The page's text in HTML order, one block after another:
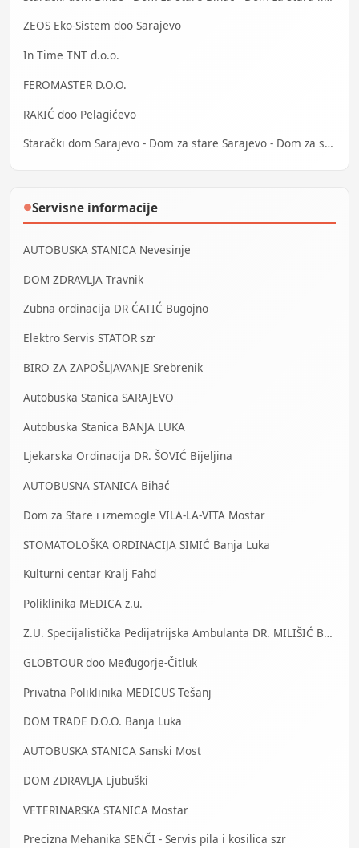
ZEOS Eko-Sistem doo Sarajevo
In Time TNT d.o.o.
FEROMASTER D.O.O.
RAKIĆ doo Pelagićevo
Starački dom Sarajevo - Dom za stare Sarajevo - Dom za stara lica Sarajevo
●Servisne informacije
AUTOBUSKA STANICA Nevesinje
DOM ZDRAVLJA Travnik
Zubna ordinacija DR ĆATIĆ Bugojno
Elektro Servis STATOR szr
BIRO ZA ZAPOŠLJAVANJE Srebrenik
Autobuska Stanica SARAJEVO
Autobuska Stanica BANJA LUKA
Ljekarska Ordinacija DR. ŠOVIĆ Bijeljina
AUTOBUSNA STANICA Bihać
Dom za Stare i iznemogle VILA-LA-VITA Mostar
STOMATOLOŠKA ORDINACIJA SIMIĆ Banja Luka
Kulturni centar Kralj Fahd
Poliklinika MEDICA z.u.
Z.U. Specijalistička Pedijatrijska Ambulanta DR. MILIŠIĆ Banja Luka
GLOBTOUR doo Međugorje-Čitluk
Privatna Poliklinika MEDICUS Tešanj
DOM TRADE D.O.O. Banja Luka
AUTOBUSKA STANICA Sanski Most
DOM ZDRAVLJA Ljubuški
VETERINARSKA STANICA Mostar
Precizna Mehanika SENČI - Servis pila i kosilica szr